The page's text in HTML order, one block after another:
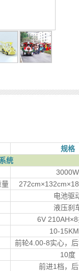
规格
统
3000W
量
电池驱
液压刹
6V
10-
前轮4.00-8实心，
10度
前进1档，